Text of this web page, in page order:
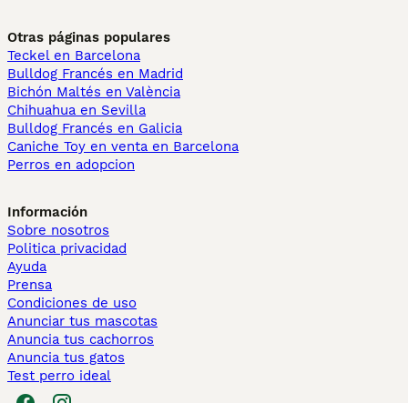
Otras páginas populares
Teckel en Barcelona
Bulldog Francés en Madrid
Bichón Maltés en València
Chihuahua en Sevilla
Bulldog Francés en Galicia
Caniche Toy en venta en Barcelona
Perros en adopcion
Información
Sobre nosotros
Politica privacidad
Ayuda
Prensa
Condiciones de uso
Anunciar tus mascotas
Anuncia tus cachorros
Anuncia tus gatos
Test perro ideal